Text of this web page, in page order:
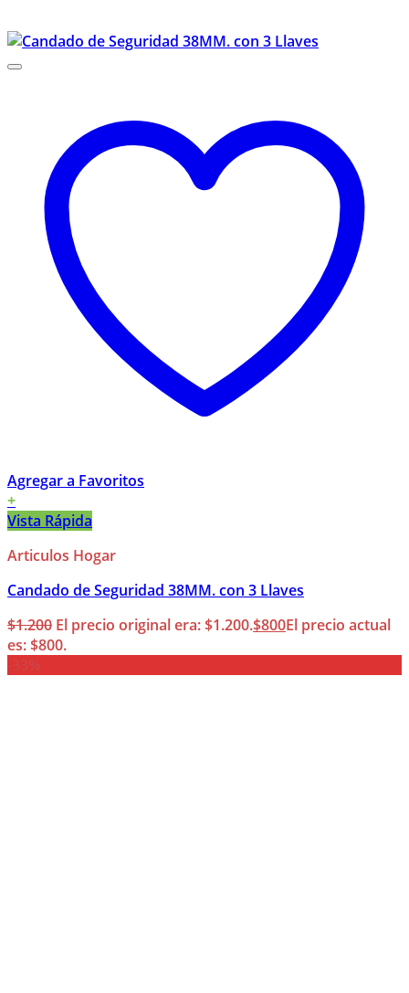
Agregar a Favoritos
+
Vista Rápida
Articulos Hogar
Candado de Seguridad 38MM. con 3 Llaves
$1.200 El precio original era: $1.200.$800El precio actual
es: $800.